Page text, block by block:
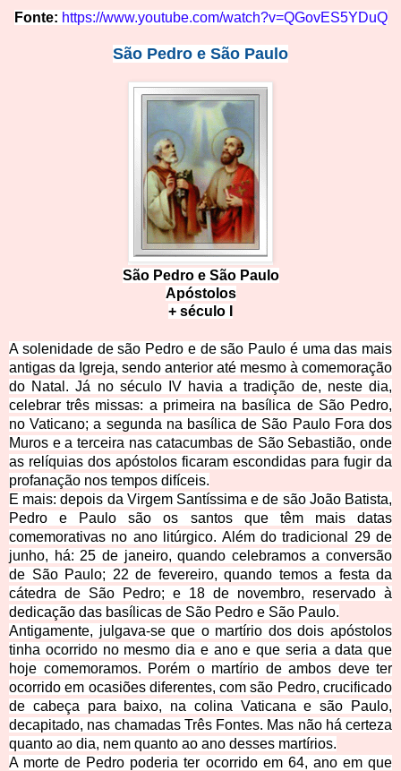
Fonte: https://www.youtube.com/watch?v=QGovES5YDuQ
São Pedro e São Paulo
São Pedro e SãoPaulo
Apóstol os
+ sécu o I
A solenidade de são Pedro e de são Paulo é uma das mais
antigas da Igreja, sendo anterior até mesmo à comemoração
do Natal. Já no século IV havia a tradição de, neste dia,
celebrar três missas: a primeira na basílica de São Pedro,
no Vaticano; a segunda na basílica de São Paulo Fora dos
Muros e a terceira nas catacumbas de São Sebastião, onde
as relíquias dos apóstolos ficaram escondidas para fugir da
profanação nos tempos difíceis.
E mais: depois da Virgem Santíssima e de são João Batista,
Pedro e Paulo são os santos que têm mais datas
comemorativas no ano litúrgico. Além do tradicional 29 de
junho, há: 25 de janeiro, quando celebramos a conversão
de São Paulo; 22 de fevereiro, quando temos a festa da
cátedra de São Pedro; e 18 de novembro, reservado à
dedicação das basílicas de São Pedro e São Paulo.
Antigamente, julgava-se que o martírio dos dois apóstolos
tinha ocorrido no mesmo dia e ano e que seria a data que
hoje comemoramos. Porém o martírio de ambos deve ter
ocorrido em ocasiões diferentes, com são Pedro, crucificado
de cabeça para baixo, na colina Vaticana e são Paulo,
decapitado, nas chamadas Três Fontes. Mas não há certeza
quanto ao dia, nem quanto ao ano desses martírios.
A morte de Pedro poderia ter ocorrido em 64, ano em que